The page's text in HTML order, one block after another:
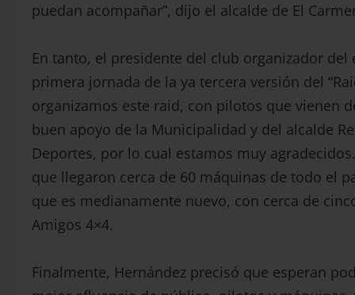
puedan acompañar”, dijo el alcalde de El
En tanto, el presidente del club organizador
primera jornada de la ya tercera versión del
organizamos este raid, con pilotos que vienen
buen apoyo de la Municipalidad y del alcalde
Deportes, por lo cual estamos muy
que llegaron cerca de 60 máquinas de todo el
que es medianamente nuevo, con cerca de
Amigos 4×4.
Finalmente, Hernández precisó que esperan